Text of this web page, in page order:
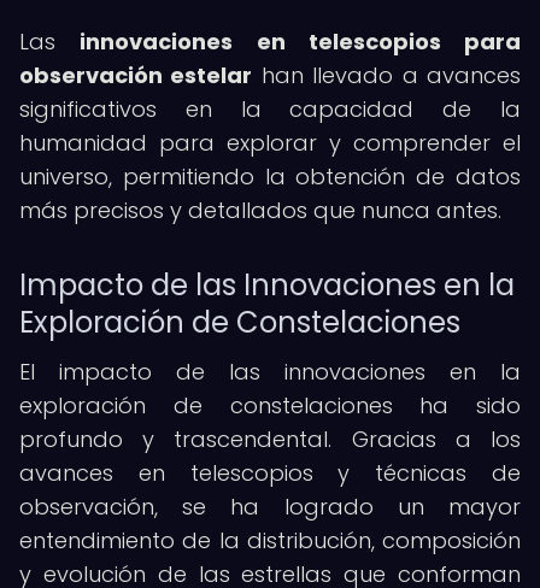
Las innovaciones en telescopios para
observación estelar han llevado a avances
significativos en la capacidad de la
humanidad para explorar y comprender el
universo, permitiendo la obtención de datos
más precisos y detallados que nunca antes.
Impacto de las Innovaciones en la
Exploración de Constelaciones
El impacto de las innovaciones en la
exploración de constelaciones ha sido
profundo y trascendental. Gracias a los
avances en telescopios y técnicas de
observación, se ha logrado un mayor
entendimiento de la distribución, composición
y evolución de las estrellas que conforman